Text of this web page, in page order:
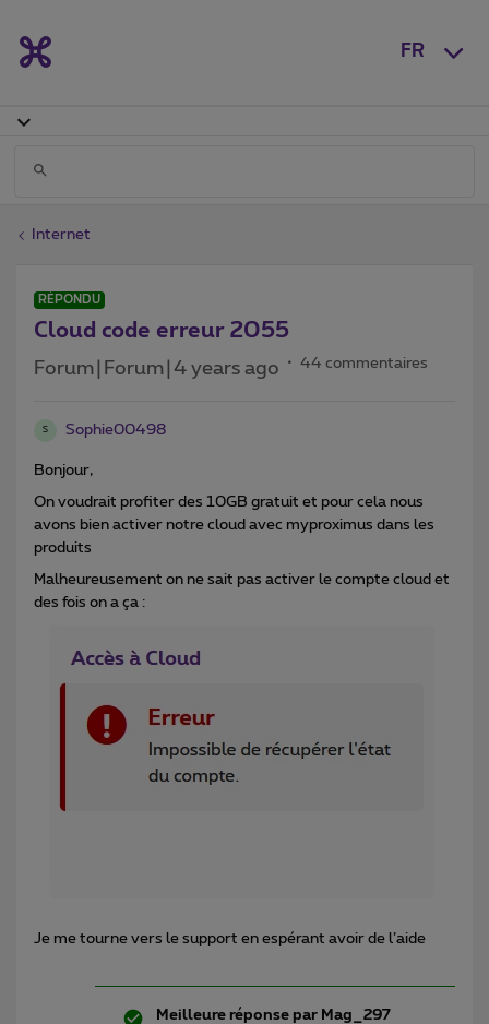
FR
Internet
RÉPONDU
Cloud code erreur 2055
Forum|Forum|4 years ago 44 commentaires
S Sophie00498
Bonjour,
On voudrait profiter des 10GB gratuit et pour cela nous
avons bien activer notre cloud avec myproximus dans les
produits
Malheureusement on ne sait pas activer le compte cloud et
des fois on a ça :
Je me tourne vers le support en espérant avoir de l’aide
Meilleure réponse par Mag_297